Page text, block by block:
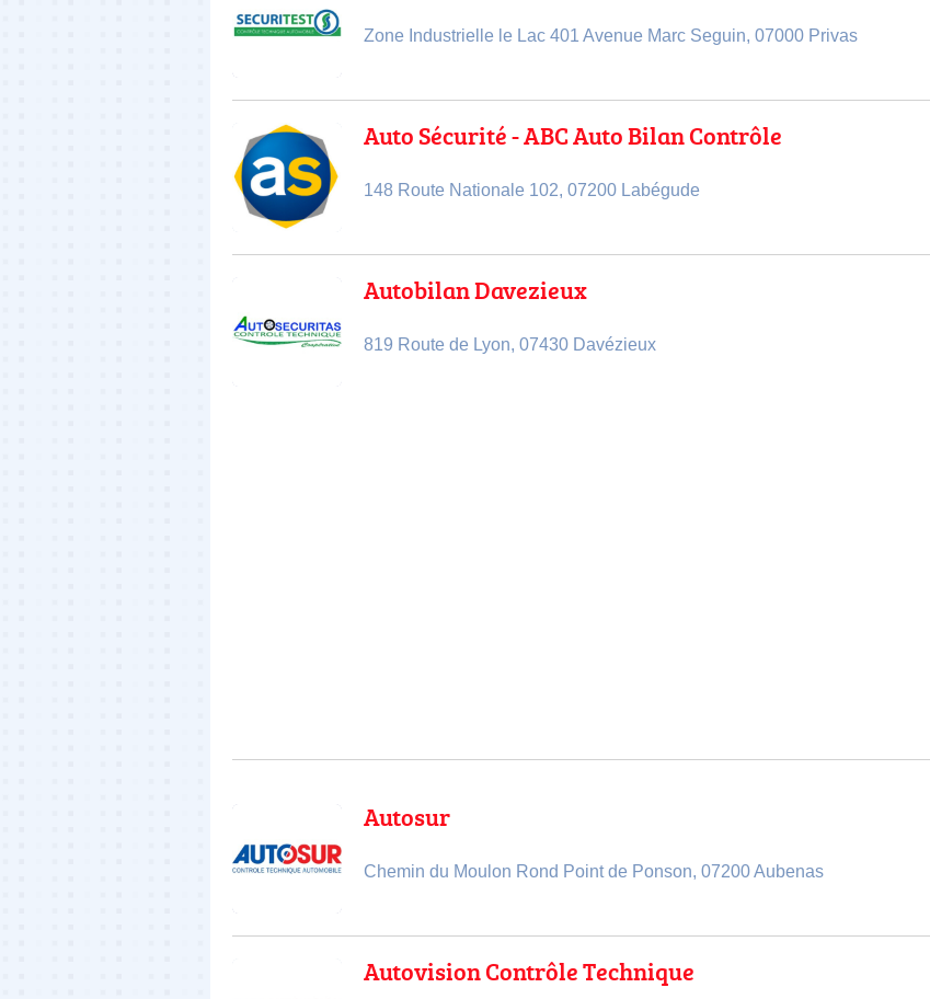
Zone Industrielle le Lac 401 Avenue Marc Seguin, 07000 Privas
Auto Sécurité - ABC Auto Bilan Contrôle
148 Route Nationale 102, 07200 Labégude
Autobilan Davezieux
819 Route de Lyon, 07430 Davézieux
Autosur
Chemin du Moulon Rond Point de Ponson, 07200 Aubenas
Autovision Contrôle Technique